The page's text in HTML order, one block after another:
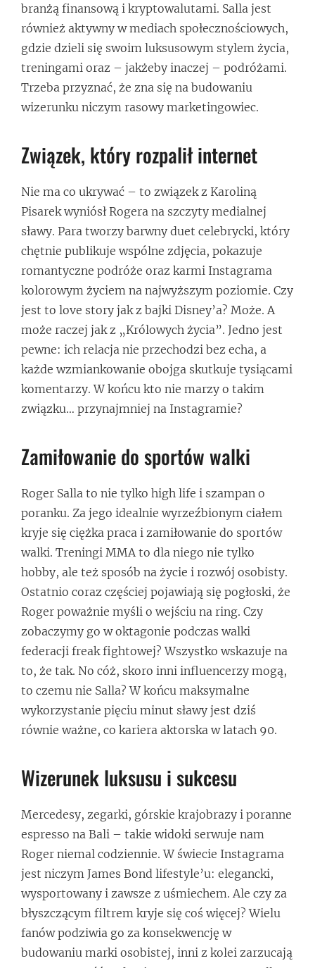
branżą finansową i kryptowalutami. Salla jest
również aktywny w mediach społecznościowych,
gdzie dzieli się swoim luksusowym stylem życia,
treningami oraz – jakżeby inaczej – podróżami.
Trzeba przyznać, że zna się na budowaniu
wizerunku niczym rasowy marketingowiec.
Związek, który rozpalił internet
Nie ma co ukrywać – to związek z Karoliną
Pisarek wyniósł Rogera na szczyty medialnej
sławy. Para tworzy barwny duet celebrycki, który
chętnie publikuje wspólne zdjęcia, pokazuje
romantyczne podróże oraz karmi Instagrama
kolorowym życiem na najwyższym poziomie. Czy
jest to love story jak z bajki Disney’a? Może. A
może raczej jak z „Królowych życia”. Jedno jest
pewne: ich relacja nie przechodzi bez echa, a
każde wzmiankowanie obojga skutkuje tysiącami
komentarzy. W końcu kto nie marzy o takim
związku… przynajmniej na Instagramie?
Zamiłowanie do sportów walki
Roger Salla to nie tylko high life i szampan o
poranku. Za jego idealnie wyrzeźbionym ciałem
kryje się ciężka praca i zamiłowanie do sportów
walki. Treningi MMA to dla niego nie tylko
hobby, ale też sposób na życie i rozwój osobisty.
Ostatnio coraz częściej pojawiają się pogłoski, że
Roger poważnie myśli o wejściu na ring. Czy
zobaczymy go w oktagonie podczas walki
federacji freak fightowej? Wszystko wskazuje na
to, że tak. No cóż, skoro inni influencerzy mogą,
to czemu nie Salla? W końcu maksymalne
wykorzystanie pięciu minut sławy jest dziś
równie ważne, co kariera aktorska w latach 90.
Wizerunek luksusu i sukcesu
Mercedesy, zegarki, górskie krajobrazy i poranne
espresso na Bali – takie widoki serwuje nam
Roger niemal codziennie. W świecie Instagrama
jest niczym James Bond lifestyle’u: elegancki,
wysportowany i zawsze z uśmiechem. Ale czy za
błyszczącym filtrem kryje się coś więcej? Wielu
fanów podziwia go za konsekwencję w
budowaniu marki osobistej, inni z kolei zarzucają